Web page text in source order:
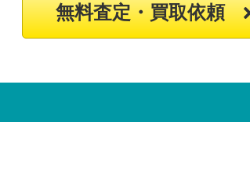
無料査定・買取依頼